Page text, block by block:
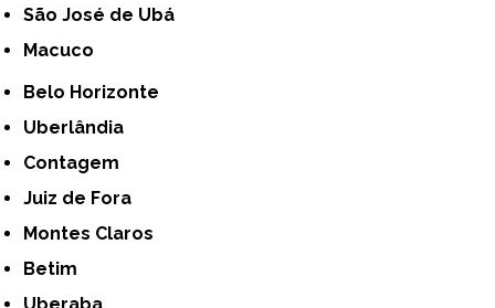
São José de Ubá
Macuco
Belo Horizonte
Uberlândia
Contagem
Juiz de Fora
Montes Claros
Betim